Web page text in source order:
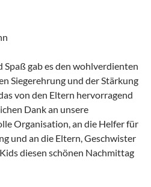
Spaß gab es den wohlverdienten
Siegerehrung und der Stärkung
von den Eltern hervorragend
Dank an unsere
Organisation, an die Helfer für
und an die Eltern, Geschwister
diesen schönen Nachmittag